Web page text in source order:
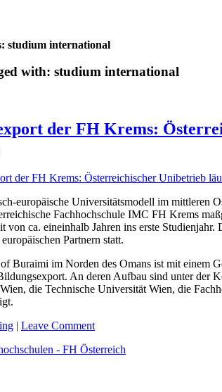
studium international
with: studium international
der FH Krems:
europäische Universitätsmodell im mittleren
Fachhochschule IMC FH Krems
von ca. eineinhalb Jahren ins erste
Partnern statt.
Buraimi im Norden des Omans ist mit einem
An deren Aufbau sind unter der
die Technische Universität Wien, die
| Leave Comment
- FH Österreich